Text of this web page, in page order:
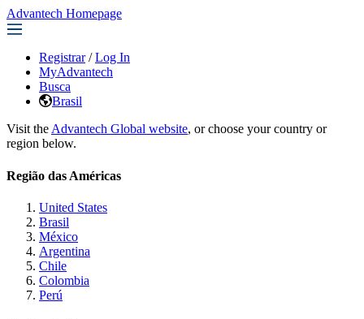
Advantech Homepage
Registrar / Log In
MyAdvantech
Busca
Brasil
Visit the Advantech Global website, or choose your country or
region below.
Região das Américas
United States
Brasil
México
Argentina
Chile
Colombia
Perú